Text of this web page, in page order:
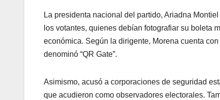
La presidenta nacional del partido, Ariadna
los votantes, quienes debían fotografiar su boleta
económica. Según la dirigente, Morena cuenta
denominó “QR Gate”.
Asimismo, acusó a corporaciones de seguridad
que acudieron como observadores electorales.